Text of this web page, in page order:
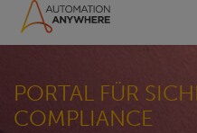
PORTAL FÜR
COMPLIANCE